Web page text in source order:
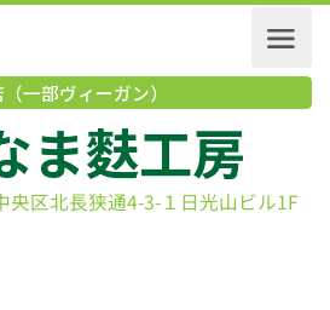
（一部ヴィーガン）
ま麩工房
中央区北長狭通4-3-１日光山ビル